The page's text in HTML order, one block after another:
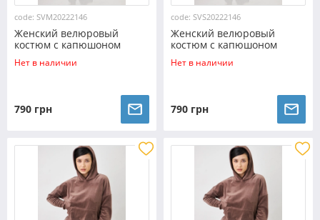
code: SVM20222146
Женский велюровый
костюм с капюшоном
(Размер M) шоколад
№20222145
Нет в наличии
790 грн
code: SVS20222146
Женский велюровый
костюм с капюшоном
(Размер S) шоколад
№20222145
Нет в наличии
790 грн